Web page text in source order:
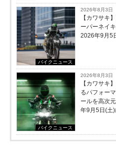
バイクニュース
2026年8月3日
【カワサキ
ーパーネイ
2026年9月5
バイクニュース
2026年8月3日
【カワサキ
るパフォー
ールを高次
年9月5日(土